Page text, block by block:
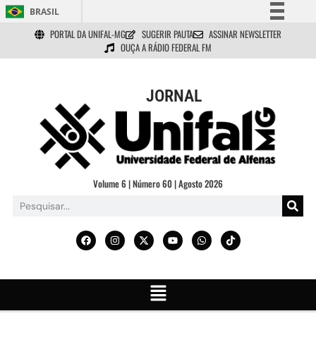
BRASIL
Simplifique!
Comunica BR
Acesso à informação
Legislação
Canais
PORTAL DA UNIFAL-MG SUGERIR PAUTA
ASSINAR NEWSLETTER
OUÇA A RÁDIO FEDERAL FM
JORNAL
Volume 6 | Número 60 | Agosto 2026